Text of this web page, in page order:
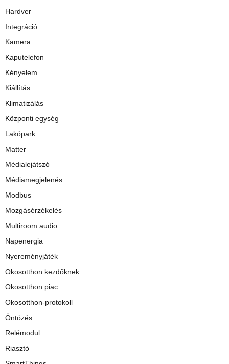
Hardver
Integráció
Kamera
Kaputelefon
Kényelem
Kiállítás
Klimatizálás
Központi egység
Lakópark
Matter
Médialejátszó
Médiamegjelenés
Modbus
Mozgásérzékelés
Multiroom audio
Napenergia
Nyereményjáték
Okosotthon kezdőknek
Okosotthon piac
Okosotthon-protokoll
Öntözés
Relémodul
Riasztó